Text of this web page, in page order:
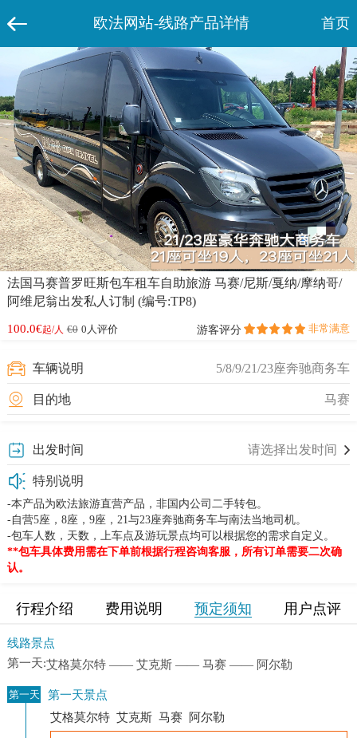
欧法网站-线路产品详情 首页
法国马赛普罗旺斯包车租车自助旅游 马赛/尼斯/戛纳/摩纳哥/
阿维尼翁出发私人订制 (编号:TP8)
100.0€起/人 €0 0人评价 游客评分 非常满意
车辆说明 5/8/9/21/23座奔驰商务车
目的地 马赛
出发时间 请选择出发时间
特别说明
-本产品为欧法旅游直营产品，非国内公司二手转包。
-自营5座，8座，9座，21与23座奔驰商务车与南法当地司机。
-包车人数，天数，上车点及游玩景点均可以根据您的需求自定义。
**包车具体费用需在下单前根据行程咨询客服，所有订单需要二次确
认。
行程介绍 费用说明 预定须知 用户点评
行程介绍
线路景点
第一天:艾格莫尔特 —— 艾克斯 —— 马赛 —— 阿尔勒
第一天
第一天景点
艾格莫尔特 艾克斯 马赛 阿尔勒